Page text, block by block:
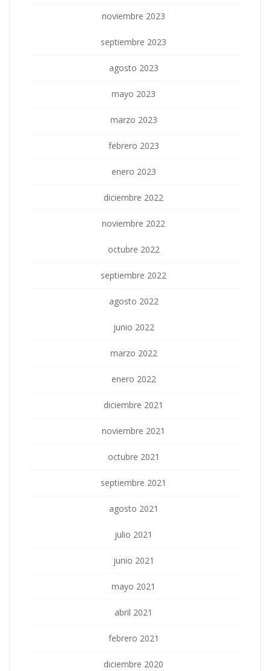
noviembre 2023
septiembre 2023
agosto 2023
mayo 2023
marzo 2023
febrero 2023
enero 2023
diciembre 2022
noviembre 2022
octubre 2022
septiembre 2022
agosto 2022
junio 2022
marzo 2022
enero 2022
diciembre 2021
noviembre 2021
octubre 2021
septiembre 2021
agosto 2021
julio 2021
junio 2021
mayo 2021
abril 2021
febrero 2021
diciembre 2020